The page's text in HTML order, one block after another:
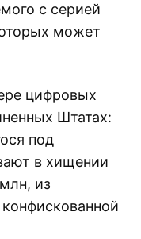
с серией
может
цифровых
Штатах:
под
в хищении
из